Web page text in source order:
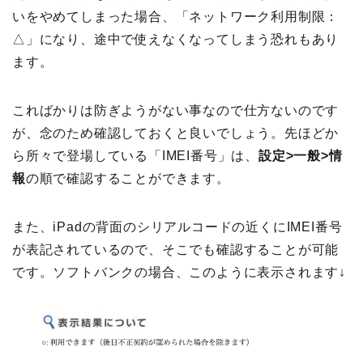
いをやめてしまった場合、「ネットワーク利用制限：
△」になり、途中で使えなくなってしまう恐れもあり
ます。
こればかりは防ぎようがない事なので仕方ないのです
が、念のため確認しておくと良いでしょう。先ほどか
ら所々で登場している「IMEI番号」は、 設定>一般>情
報の順で確認することができます。
また、iPadの背面のシリアルコードの近くにIMEI番号
が表記されているので、そこでも確認することが可能
です。ソフトバンクの場合、このように表示されます↓